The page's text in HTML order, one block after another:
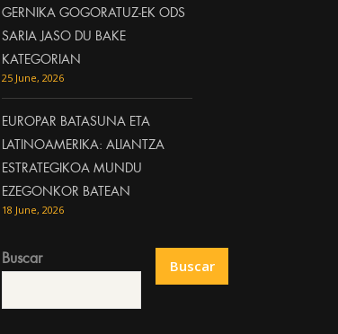
GERNIKA GOGORATUZ-EK ODS
SARIA JASO DU BAKE
KATEGORIAN
25 June, 2026
EUROPAR BATASUNA ETA
LATINOAMERIKA: ALIANTZA
ESTRATEGIKOA MUNDU
EZEGONKOR BATEAN
18 June, 2026
Buscar Buscar